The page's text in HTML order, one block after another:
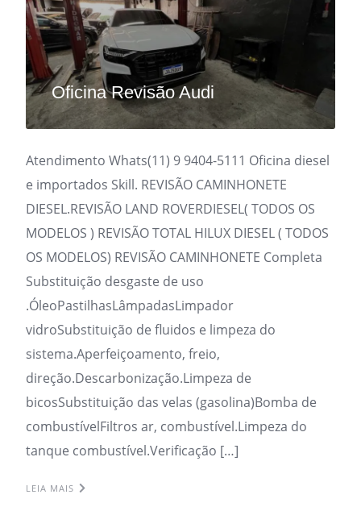
Oficina Revisão Audi
Atendimento Whats(11) 9 9404-5111 Oficina diesel
e importados Skill. REVISÃO CAMINHONETE
DIESEL.REVISÃO LAND ROVERDIESEL( TODOS OS
MODELOS ) REVISÃO TOTAL HILUX DIESEL ( TODOS
OS MODELOS) REVISÃO CAMINHONETE Completa
Substituição desgaste de uso
.ÓleoPastilhasLâmpadasLimpador
vidroSubstituição de fluidos e limpeza do
sistema.Aperfeiçoamento, freio,
direção.Descarbonização.Limpeza de
bicosSubstituição das velas (gasolina)Bomba de
combustívelFiltros ar, combustível.Limpeza do
tanque combustível.Verificação […]
LEIA MAIS